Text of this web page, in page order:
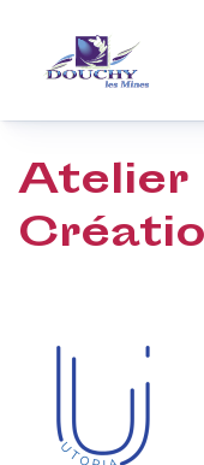
principal
Atelier